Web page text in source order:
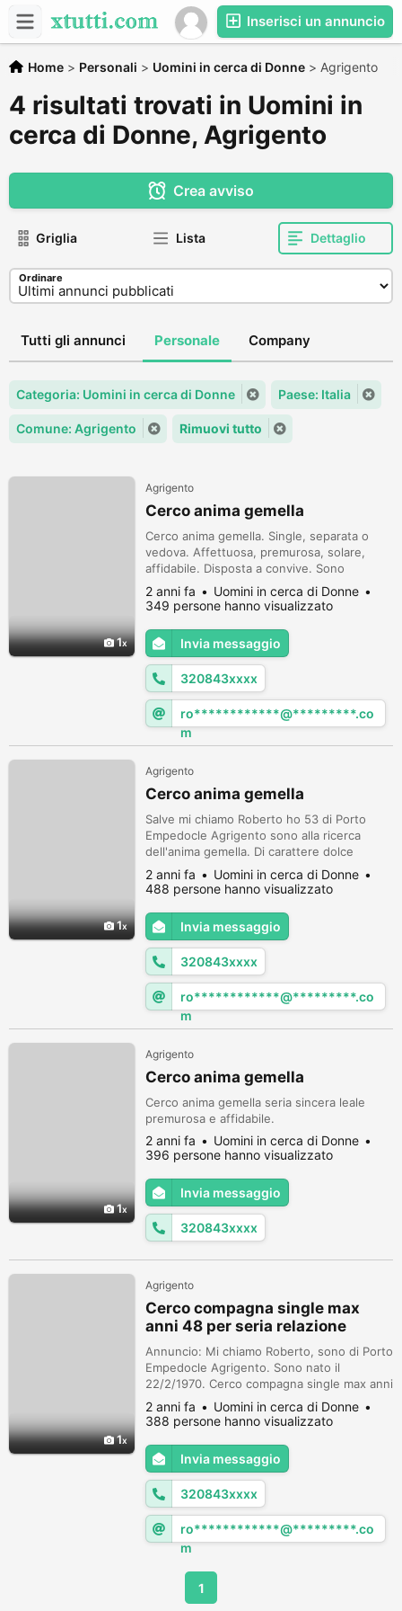
Inserisci un annuncio
Home > Personali > Uomini in cerca di Donne > Agrigento
4 risultati trovati in Uomini in
cerca di Donne, Agrigento
Crea avviso
Griglia Lista Dettaglio
Ordinare
Tutti gli annunci Personale Company
Categoria: Uomini in cerca di Donne Paese: Italia
Comune: Agrigento Rimuovi tutto
1
Agrigento
Cerco anima gemella
Cerco anima gemella. Single, separata o
vedova. Affettuosa, premurosa, solare,
affidabile. Disposta a convive. Sono
generoso, gentile, premuroso, affidabile,
altruista.
2 anni fa
Uomini in cerca di Donne
349 persone hanno visualizzato
Invia messaggio
320843xxxx
ro************@*********.co
m
1
Agrigento
Cerco anima gemella
Salve mi chiamo Roberto ho 53 di Porto
Empedocle Agrigento sono alla ricerca
dell'anima gemella. Di carattere dolce
amorevole premurosa sincera. Disposta a
convivere. Eta max 50. Di Agrigento e
limitrofi.
2 anni fa
Uomini in cerca di Donne
488 persone hanno visualizzato
Invia messaggio
320843xxxx
ro************@*********.co
m
1
Agrigento
Cerco anima gemella
Cerco anima gemella seria sincera leale
premurosa e affidabile.
2 anni fa
Uomini in cerca di Donne
396 persone hanno visualizzato
Invia messaggio
320843xxxx
1
Agrigento
Cerco compagna single max
anni 48 per seria relazione
duratura
Annuncio: Mi chiamo Roberto, sono di Porto
Empedocle Agrigento. Sono nato il
22/2/1970. Cerco compagna single max anni
48. Di Agrigento e limitrofi. Sono un uomo
serio, sincero, preciso, premuroso, gentile,
generoso, affidabile, e amorevole. Il mio
numero di cellulare è 3208439072.
2 anni fa
Uomini in cerca di Donne
388 persone hanno visualizzato
Invia messaggio
320843xxxx
ro************@*********.co
m
1